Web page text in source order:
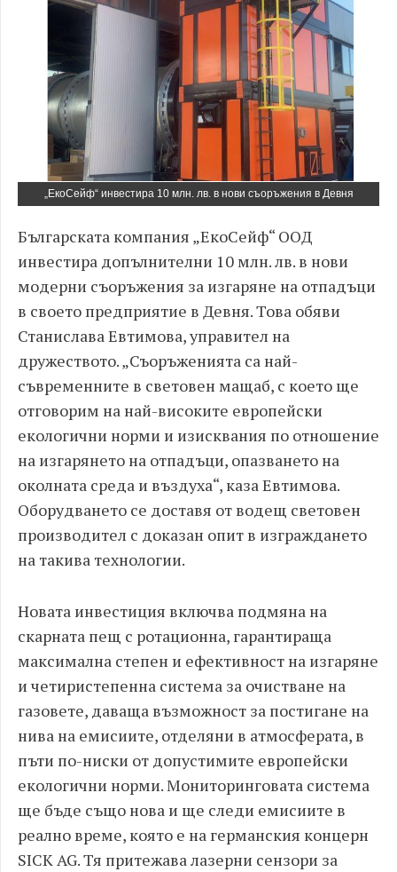
„ЕкоСейф“ инвестира 10 млн. лв. в нови съоръжения в Девня
Българската компания „ЕкоСейф“ ООД
инвестира допълнителни 10 млн. лв. в нови
модерни съоръжения за изгаряне на отпадъци
в своето предприятие в Девня. Това обяви
Станислава Евтимова, управител на
дружеството. „Съоръженията са най-
съвременните в световен мащаб, с което ще
отговорим на най-високите европейски
екологични норми и изисквания по отношение
на изгарянето на отпадъци, опазването на
околната среда и въздуха“, каза Евтимова.
Оборудването се доставя от водещ световен
производител с доказан опит в изграждането
на такива технологии.
Новата инвестиция включва подмяна на
скарната пещ с ротационна, гарантираща
максимална степен и ефективност на изгаряне
и четиристепенна система за очистване на
газовете, даваща възможност за постигане на
нива на емисиите, отделяни в атмосферата, в
пъти по-ниски от допустимите европейски
екологични норми. Мониторинговата система
ще бъде също нова и ще следи емисиите в
реално време, която е на германския концерн
SICK AG. Тя притежава лазерни сензори за